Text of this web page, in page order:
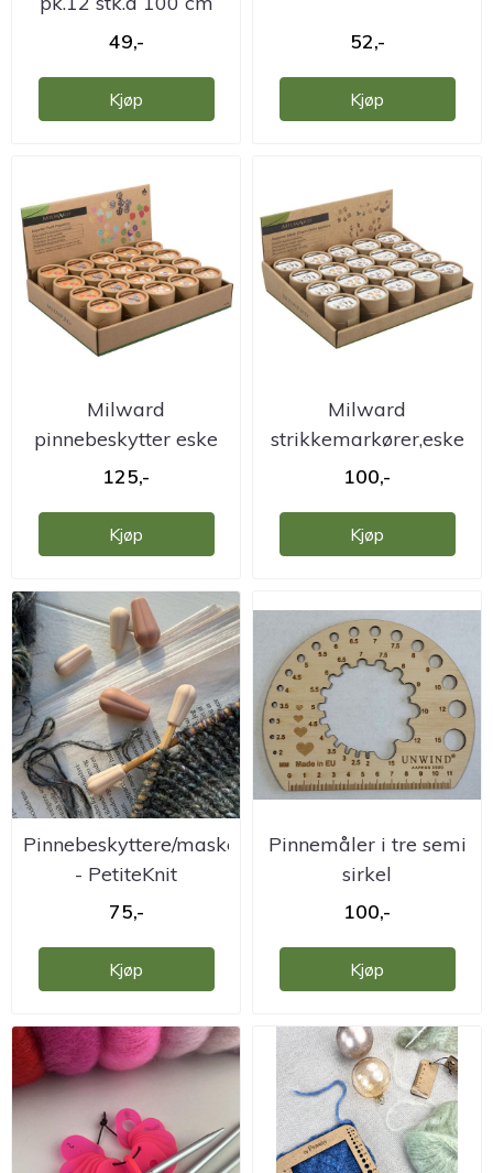
49,-
Kjøp
52,-
Kjøp
Milward
pinnebeskytter eske
med 6 stk eller 10 ...
125,-
Kjøp
Milward
strikkemarkører,eske
med 5 stk.
100,-
Kjøp
Pinnebeskyttere/maskestoppere
- PetiteKnit
75,-
Kjøp
Pinnemåler i tre semi
sirkel
100,-
Kjøp